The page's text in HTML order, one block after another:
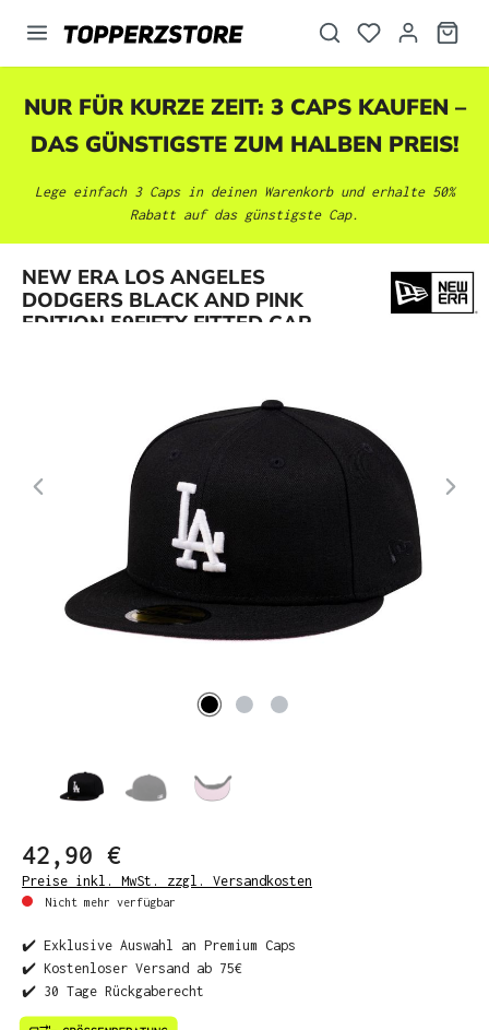
springen
NUR FÜR KURZE ZEIT: 3 CAPS KAUFEN –
DAS GÜNSTIGSTE ZUM HALBEN PREIS!
Lege einfach 3 Caps in deinen Warenkorb und erhalte 50%
Rabatt auf das günstigste Cap.
NEW ERA LOS ANGELES
DODGERS BLACK AND PINK
EDITION 59FIFTY FITTED CAP
Bildergalerie überspringen
42,90 €
Preise inkl. MwSt. zzgl. Versandkosten
Nicht mehr verfügbar
✔️ Exklusive Auswahl an Premium Caps
✔️ Kostenloser Versand ab 75€
✔️ 30 Tage Rückgaberecht